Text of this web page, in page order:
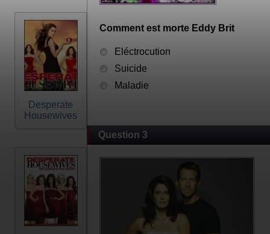
Desperate
Housewives
Comment est morte Eddy Brit
Eléctrocution
Suicide
Maladie
Question 3